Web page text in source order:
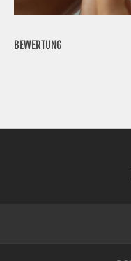
BEWERTUNG